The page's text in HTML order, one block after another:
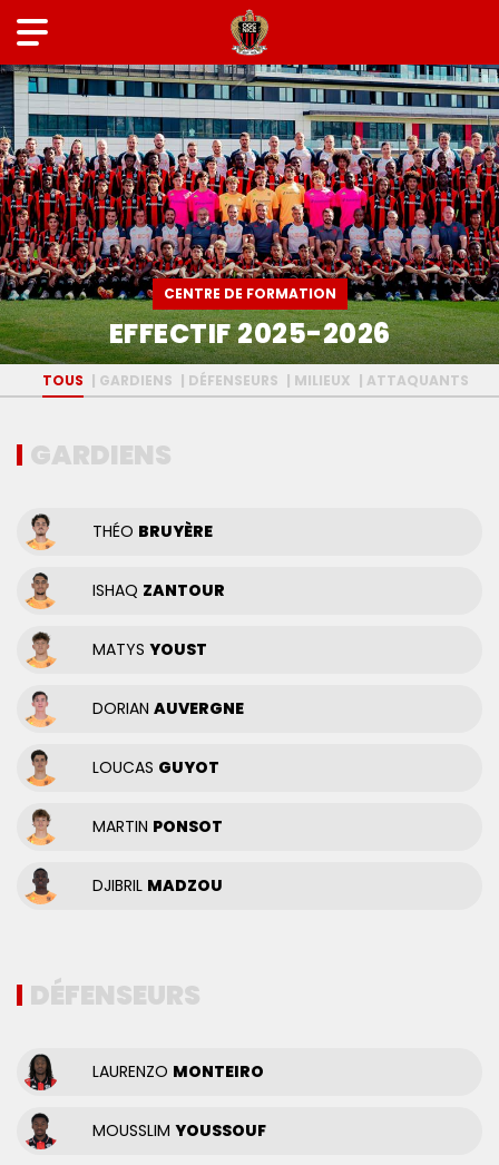
CENTRE DE FORMATION
EFFECTIF 2025-2026
TOUS GARDIENS DÉFENSEURS MILIEUX ATTAQUANTS
GARDIENS
THÉO BRUYÈRE
ISHAQ ZANTOUR
MATYS YOUST
DORIAN AUVERGNE
LOUCAS GUYOT
MARTIN PONSOT
DJIBRIL MADZOU
DÉFENSEURS
LAURENZO MONTEIRO
MOUSSLIM YOUSSOUF